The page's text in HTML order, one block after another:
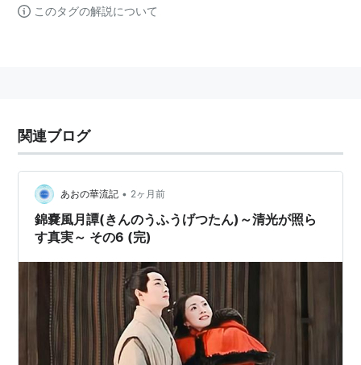
このタグの解説について
関連ブログ
あおの華流記 • 2ヶ月前
錦嚢風月譚(きんのうふうげつたん)～清光が照ら
す真実～ その6 (完)